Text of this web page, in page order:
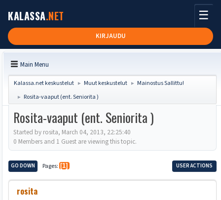
KALASSA.NET
KIRJAUDU
☰
Main Menu
Kalassa.net keskustelut ► Muut keskustelut ► Mainostus Sallittu!
► Rosita-vaaput (ent. Seniorita )
Rosita-vaaput (ent. Seniorita )
Started by rosita, March 04, 2013, 22:25:40
0 Members and 1 Guest are viewing this topic.
GO DOWN Pages 1 USER ACTIONS
rosita